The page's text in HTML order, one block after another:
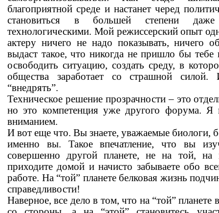
благоприятной среде и настанет черед
становиться в большей степени
технологическими. Мой режиссерский опыт
актеру ничего не надо показывать, ничего
выдаст такое, что никогда не пришло бы
освободить ситуацию, создать среду, в
общества заработает со страшной
“внедрять”.
Техническое решение прозрачности – это
но это компетенция уже другого форума. Я
вниманием.
И вот еще что. Вы знаете, уважаемые биологи,
именно вы. Такое впечатление, что вы
совершенно другой планете, не на той,
приходите домой и начисто забываете обо
работе. На “той” планете белковая жизнь
справедливости!
Наверное, все дело в том, что на “той”